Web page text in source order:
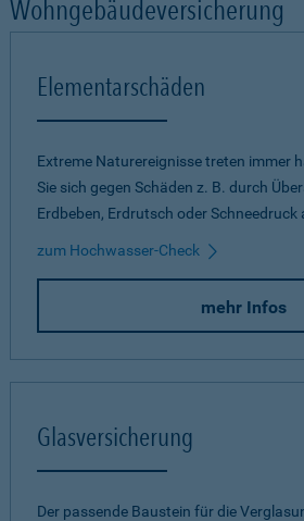
Wohngebäudeversicherung
Elementarschäden
Extreme Naturereignisse treten immer
Sie sich gegen Schäden z. B. durch
Erdbeben, Erdrutsch oder Schneedruck
zum Hochwasser-Check
mehr Infos
Glasversicherung
Der passende Baustein für die